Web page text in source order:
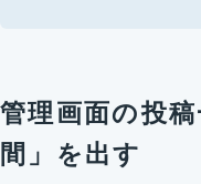
管理画面の投
間」を出す